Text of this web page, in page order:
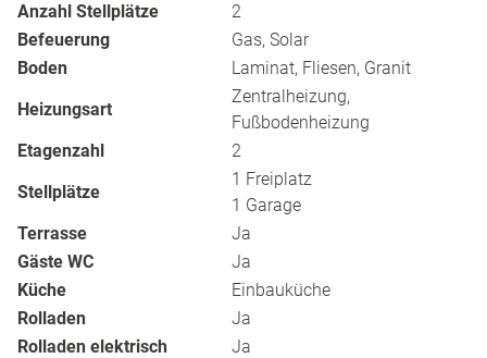
Anzahl Stellplätze
2
Befeuerung
Gas, Solar
Boden
Laminat, Fliesen, Granit
Heizungsart
Zentralheizung,
Fußbodenheizung
Etagenzahl
2
Stellplätze
1 Freiplatz
1 Garage
Terrasse
Ja
Gäste WC
Ja
Küche
Einbauküche
Rolladen
Ja
Rolladen elektrisch
Ja